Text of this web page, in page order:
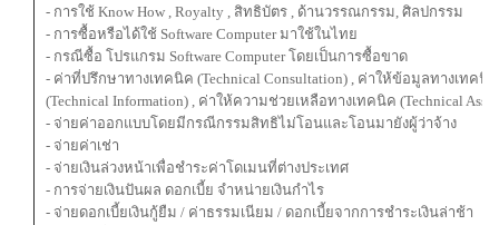
- การใช้ Know How , Royalty , สิทธิบัตร , ด้านวรรณกรรม, ศิลปกรรม
- การซื้อหรือได้ใช้ Software Computer มาใช้ในไทย
- กรณีซื้อ โปรแกรม Software Computer โดยเป็นการซื้อขาด
- ค่าที่ปรึกษาทางเทคนิค (Technical Consultation) , ค่าให้ข้อมูลทางเทคนิค
(Technical Information) , ค่าให้ความช่วยเหลือทางเทคนิค (Technical
- จ่ายค่าออกแบบโดยมีกรณีกรรมสิทธิไม่โอนและโอนมายังผู้ว่าจ้าง
- จ่ายค่าเช่า
- จ่ายเงินล่วงหน้าเพื่อชําระค่าโดเมนที่ต่างประเทศ
- การจ่ายเงินปันผล ดอกเบี้ย จําหน่ายเงินกําไร
- จ่ายดอกเบี้ยเงินกู้ยืม / ค่าธรรมเนียม / ดอกเบี้ยจากการชำระเงินล่าช้า